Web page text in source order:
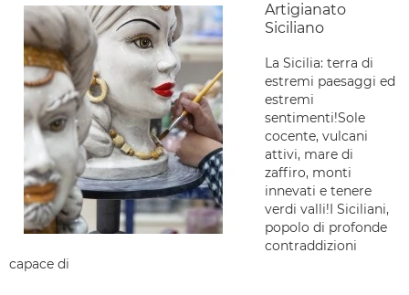
Artigianato
Siciliano
La Sicilia: terra di
estremi paesaggi ed
estremi
sentimenti!Sole
cocente, vulcani
attivi, mare di
zaffiro, monti
innevati e tenere
verdi valli!I Siciliani,
popolo di profonde
contraddizioni
capace di